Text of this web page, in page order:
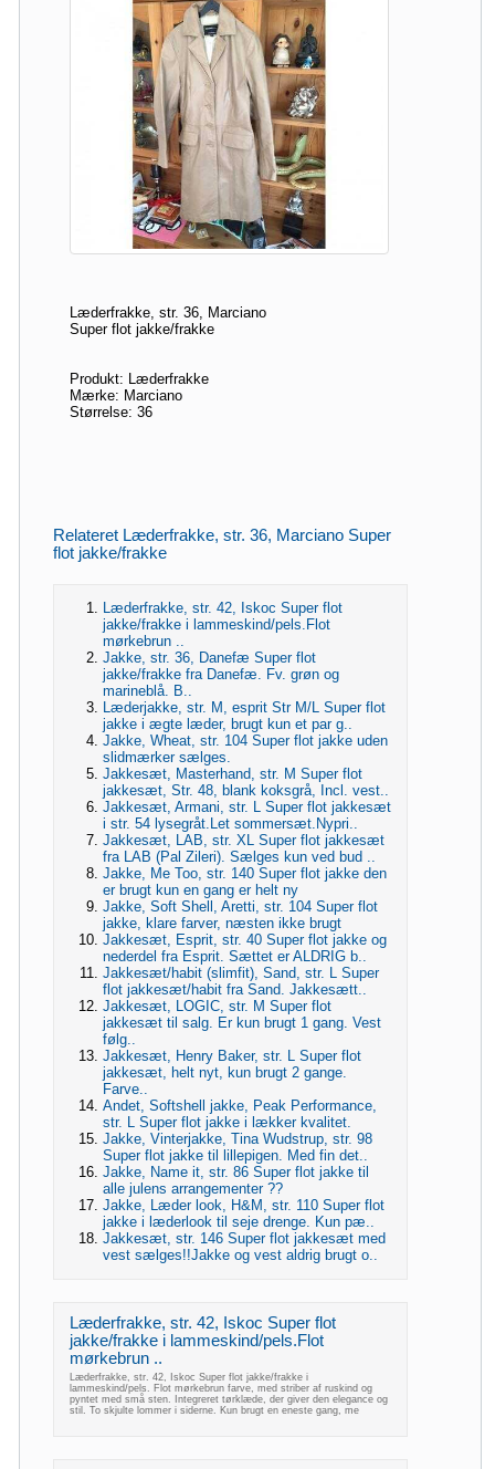
Læderfrakke, str. 36, Marciano
Super flot jakke/frakke
Produkt: Læderfrakke
Mærke: Marciano
Størrelse: 36
Relateret Læderfrakke, str. 36, Marciano Super
flot jakke/frakke
Læderfrakke, str. 42, Iskoc Super flot
jakke/frakke i lammeskind/pels.Flot
mørkebrun ..
Jakke, str. 36, Danefæ Super flot
jakke/frakke fra Danefæ. Fv. grøn og
marineblå. B..
Læderjakke, str. M, esprit Str M/L Super flot
jakke i ægte læder, brugt kun et par g..
Jakke, Wheat, str. 104 Super flot jakke uden
slidmærker sælges.
Jakkesæt, Masterhand, str. M Super flot
jakkesæt, Str. 48, blank koksgrå, Incl. vest..
Jakkesæt, Armani, str. L Super flot jakkesæt
i str. 54 lysegråt.Let sommersæt.Nypri..
Jakkesæt, LAB, str. XL Super flot jakkesæt
fra LAB (Pal Zileri). Sælges kun ved bud ..
Jakke, Me Too, str. 140 Super flot jakke den
er brugt kun en gang er helt ny
Jakke, Soft Shell, Aretti, str. 104 Super flot
jakke, klare farver, næsten ikke brugt
Jakkesæt, Esprit, str. 40 Super flot jakke og
nederdel fra Esprit. Sættet er ALDRIG b..
Jakkesæt/habit (slimfit), Sand, str. L Super
flot jakkesæt/habit fra Sand. Jakkesætt..
Jakkesæt, LOGIC, str. M Super flot
jakkesæt til salg. Er kun brugt 1 gang. Vest
følg..
Jakkesæt, Henry Baker, str. L Super flot
jakkesæt, helt nyt, kun brugt 2 gange.
Farve..
Andet, Softshell jakke, Peak Performance,
str. L Super flot jakke i lækker kvalitet.
Jakke, Vinterjakke, Tina Wudstrup, str. 98
Super flot jakke til lillepigen. Med fin det..
Jakke, Name it, str. 86 Super flot jakke til
alle julens arrangementer ??
Jakke, Læder look, H&M, str. 110 Super flot
jakke i læderlook til seje drenge. Kun pæ..
Jakkesæt, str. 146 Super flot jakkesæt med
vest sælges!!Jakke og vest aldrig brugt o..
Læderfrakke, str. 42, Iskoc Super flot
jakke/frakke i lammeskind/pels.Flot
mørkebrun ..
Læderfrakke, str. 42, Iskoc Super flot jakke/frakke i
lammeskind/pels. Flot mørkebrun farve, med striber af ruskind og
pyntet med små sten. Integreret tørklæde, der giver den elegance og
stil. To skjulte lommer i siderne. Kun brugt en eneste gang, me